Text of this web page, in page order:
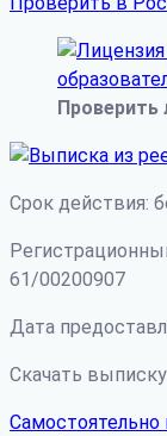
Проверить
Срок действия:
61/00200907
Дата
Скачать